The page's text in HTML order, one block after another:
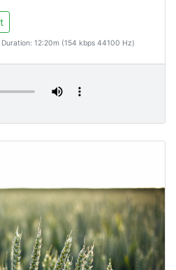
12:20m (154 kbps 44100 Hz)